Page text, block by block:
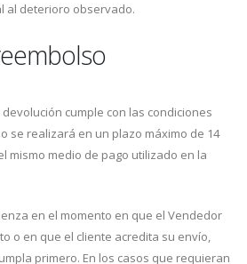
al deterioro observado.
cumple con las condiciones
se realizará en un plazo máximo de 14
mismo medio de pago utilizado en la
en el momento en que el Vendedor
o en que el cliente acredita su envío,
primero. En los casos que requieran